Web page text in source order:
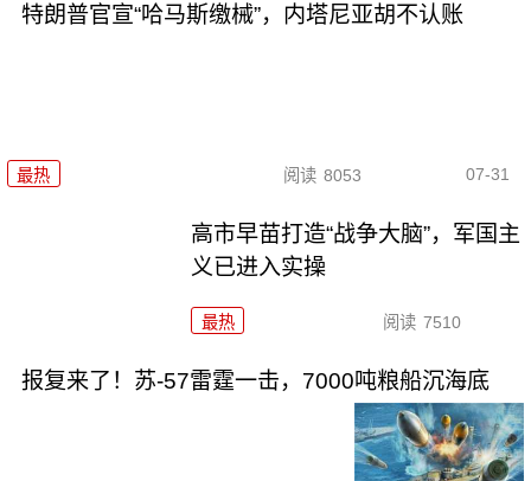
特朗普官宣“哈马斯缴械”，内塔尼亚胡不认账
最热 阅读 8053 07-31
高市早苗打造“战争大脑”，军国主
义已进入实操
最热 阅读 7510
报复来了！苏-57雷霆一击，7000吨粮船沉海底